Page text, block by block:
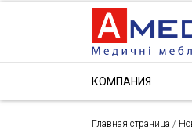
КОМПАНИЯ
Главная страница /